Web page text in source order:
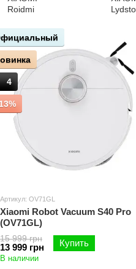
4
Артикул: OV71GL
Xiaomi Robot Vacuum S40 Pro
(OV71GL)
15 999 грн
13 999 грн Купить
В наличии